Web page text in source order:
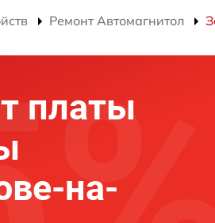
Ремонт Автомагнитол
платы
на-